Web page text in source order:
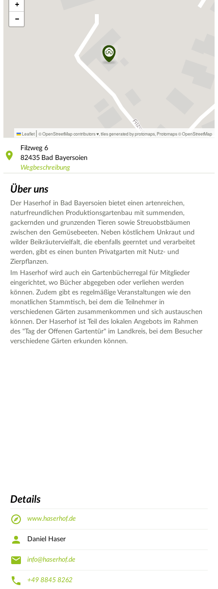
+
−
Leaflet | © OpenStreetMap contributors ♥, tiles generated by protomaps Protomaps©OpenStreetMap
Filzweg 6
82435 Bad Bayersoien
Wegbeschreibung
Über uns
Der Haserhof in Bad Bayersoien bietet einen artenreichen,
naturfreundlichen Produktionsgartenbau mit summenden,
gackernden und grunzenden Tieren sowie Streuobstbäumen
zwischen den Gemüsebeeten. Neben köstlichem Unkraut und
wilder Beikräutervielfalt, die ebenfalls geerntet und verarbeitet
werden, gibt es einen bunten Privatgarten mit Nutz- und
Zierpflanzen.
Im Haserhof wird auch ein Gartenbücherregal für Mitglieder
eingerichtet, wo Bücher abgegeben oder verliehen werden
können. Zudem gibt es regelmäßige Veranstaltungen wie den
monatlichen Stammtisch, bei dem die Teilnehmer in
verschiedenen Gärten zusammenkommen und sich austauschen
können. Der Haserhof ist Teil des lokalen Angebots im Rahmen
des "Tag der Offenen Gartentür" im Landkreis, bei dem Besucher
verschiedene Gärten erkunden können.
Details
www.haserhof.de
Daniel Haser
info@haserhof.de
+49 8845 8262